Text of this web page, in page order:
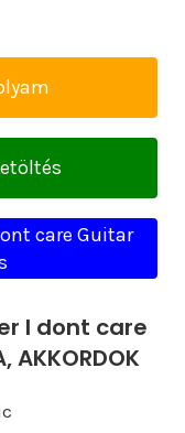
care Guitar
I dont care
AKKORDOK